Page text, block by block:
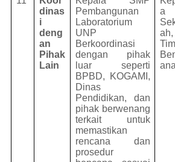
dinas
i
deng
an
Pihak
Lain
Pembangunan
Laboratorium
UNP
Berkoordinasi
dengan pihak
luar seperti
BPBD, KOGAMI,
Dinas
Pendidikan, dan
pihak berwenang
terkait untuk
memastikan
rencana dan
prosedur
a
ah,
Tim
ana